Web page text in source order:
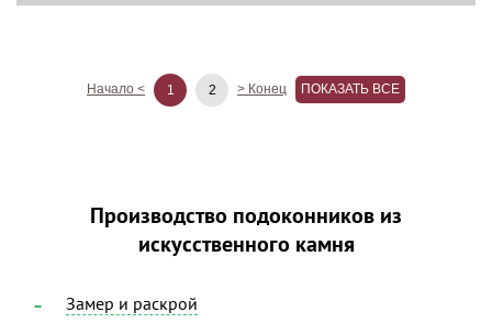
Начало < 1 2 > Конец ПОКАЗАТЬ ВСЕ
Производство подоконников из
искусственного камня
Замер и раскрой